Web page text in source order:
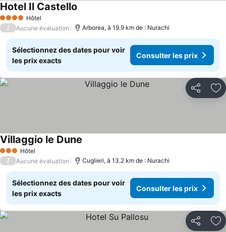
4 Étoiles Hôtel
Hotel Il Castello
/ Aucune évaluation Arborea, à 19.9 km de : Nurachi
Sélectionnez des dates pour voir
les prix exacts
Consulter les prix
Partager
3 ÉtoilesHôtel
Villaggio le Dune
/ Aucune évaluation Cuglieri, à 13.2 km de : Nurachi
Sélectionnez des dates pour voir
les prix exacts
Consulter les prix
Partager